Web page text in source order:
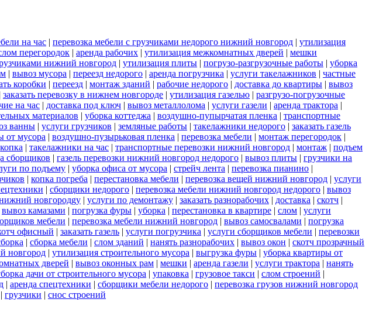
на час | перевозка мебели с грузчиками недорого нижний новгород | утилизация
перегородок | аренда рабочих | утилизация межкомнатных дверей | мешки
нижний новгород | утилизация плиты | погрузо-разгрузочные работы | уборка
| вывоз мусора | переезд недорого | аренда погрузчика | услуги такелажников | частные
коробки | переезд | монтаж зданий | рабочие недорого | доставка до квартиры | вывоз
заказать перевозку в нижнем новгороде | утилизация газелью | разгрузо-погрузочные
на час | доставка под ключ | вывоз металлолома | услуги газели | аренда трактора |
материалов | уборка коттеджа | воздушно-пупырчатая пленка | транспортные
ванны | услуги грузчиков | земляные работы | такелажники недорого | заказать газель
от мусора | воздушно-пузырьковая пленка | перевозка мебели | монтаж перегородок |
копка | такелажники на час | транспортные перевозки нижний новгород | монтаж | подъем
сборщиков | газель перевозки нижний новгород недорого | вывоз плиты | грузчики на
по подъему | уборка офиса от мусора | стрейч лента | перевозка пианино |
| копка погреба | перестановка мебели | перевозка вещей нижний новгород | услуги
| сборщики недорого | перевозка мебели нижний новгород недорого | вывоз
нижний новгородgy | услуги по демонтажу | заказать разнорабочих | доставка | скотч |
вывоз камазами | погрузка фуры | уборка | перестановка в квартире | слом | услуги
мебели | перевозка мебели нижний новгород | вывоз самосвалами | погрузка
офисный | заказать газель | услуги погрузчика | услуги сборщиков мебели | перевозки
| сборка мебели | слом зданий | нанять разнорабочих | вывоз окон | скотч прозрачный
новгород | утилизация строительного мусора | выгрузка фуры | уборка квартиры от
дверей | вывоз оконных рам | мешки | аренда газели | услуги трактора | нанять
дачи от строительного мусора | упаковка | грузовое такси | слом строений |
| аренда спецтехники | сборщики мебели недорого | перевозка грузов нижний новгород
| грузчики | снос строений